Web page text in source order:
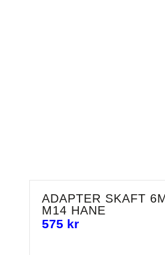
ADAPTER SKAFT
M14 HANE
575 kr